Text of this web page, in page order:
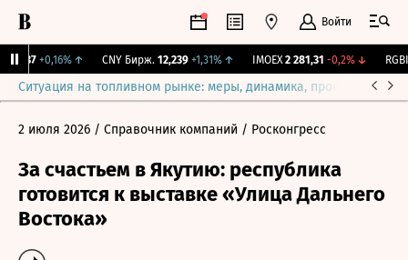
Войти
+0,16%↑ CNY Бирж. 12,239 +1,31% ↑ IMOEX 2 281,31 -0,2%↓
Ситуация на топливном рынке: меры, динамика, прогнозы
2 июля 2026 / Справочник компаний / Росконгресс
За счастьем в Якутию: республика
готовится к выставке «Улица Дальнего
Востока»